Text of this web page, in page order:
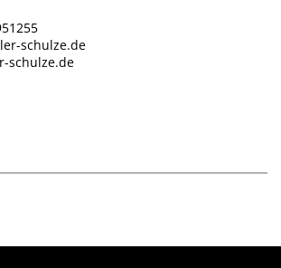
schulze.de
schulze.de